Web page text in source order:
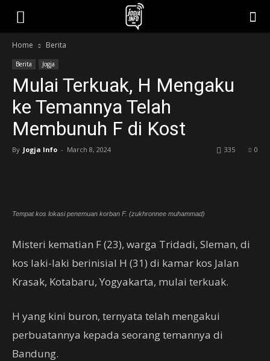
jogjainfo.id
Home Berita
Berita Jogja
Mulai Terkuak, H Mengaku
ke Temannya Telah
Membunuh F di Kost
By Jogja Info - March 8, 2024 0
335
Tempat kos lokasi penemuan korban F. (zukhronnee muhammad)
Misteri kematian F (23), warga Tridadi, Sleman, di
kos laki-laki berinisial H (31) di kamar kos Jalan
Krasak, Kotabaru, Yogyakarta, mulai terkuak.
H yang kini buron, ternyata telah mengakui
perbuatannya kepada seorang temannya di
Bandung.